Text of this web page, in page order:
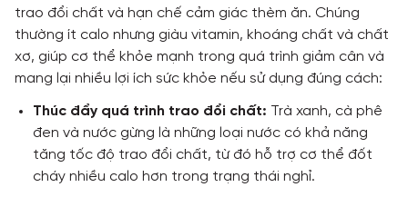
trao đổi chất và hạn chế cảm giác thèm ăn. Chúng
thường ít calo nhưng giàu vitamin, khoáng chất và chất
xơ, giúp cơ thể khỏe mạnh trong quá trình giảm cân và
mang lại nhiều lợi ích sức khỏe nếu sử dụng đúng cách:
Thúc đẩy quá trình trao đổi chất: Trà xanh, cà phê
đen và nước gừng là những loại nước có khả năng
tăng tốc độ trao đổi chất, từ đó hỗ trợ cơ thể đốt
cháy nhiều calo hơn trong trạng thái nghỉ.